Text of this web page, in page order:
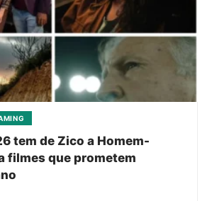
tem de Zico a Homem-
filmes que prometem